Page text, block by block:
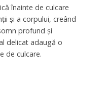
înainte de culcare
și a corpului, creând
profund și
delicat adaugă o
de culcare.